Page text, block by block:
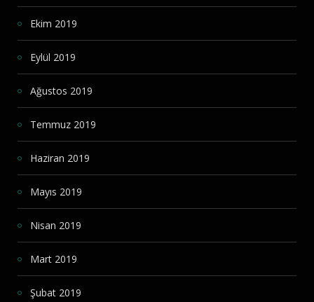
Ekim 2019
Eylül 2019
Ağustos 2019
Temmuz 2019
Haziran 2019
Mayıs 2019
Nisan 2019
Mart 2019
Şubat 2019